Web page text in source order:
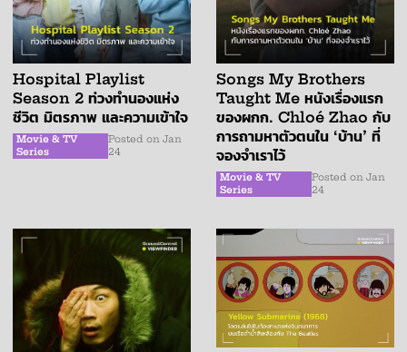
Hospital Playlist
Season 2 ท่วงทำนองแห่ง
ชีวิต มิตรภาพ และความเข้าใจ
Movie & TV
Series
Posted onJan
24
Songs My Brothers
Taught Me หนังเรื่องแรก
ของผกก. Chloé Zhao กับ
การถามหาตัวตนใน ‘บ้าน’ ที่
จองจำเราไว้
Movie & TV
Series
Posted onJan
24